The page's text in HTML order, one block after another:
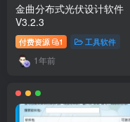
金曲分布式光伏设计软件
V3.2.3
付费资源 1 工具软件
1年前